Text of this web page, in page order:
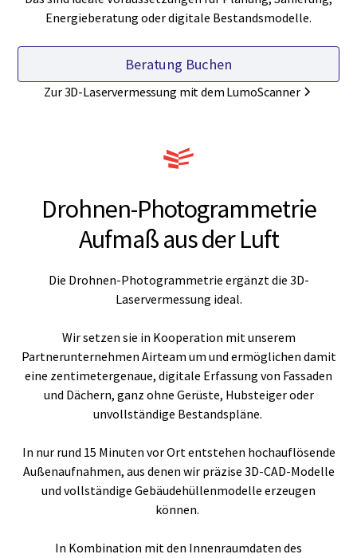
Energieberatung oder digitale Bestandsmodelle.
Beratung Buchen
Zur 3D-Laservermessung mit dem LumoScanner
Drohnen-Photogrammetrie
Aufmaß aus der Luft
Die Drohnen-Photogrammetrie ergänzt die 3D-
Laservermessung ideal.
Wir setzen sie in Kooperation mit unserem
Partnerunternehmen Airteam um und ermöglichen damit
eine zentimetergenaue, digitale Erfassung von Fassaden
und Dächern, ganz ohne Gerüste, Hubsteiger oder
unvollständige Bestandspläne.
In nur rund 15 Minuten vor Ort entstehen hochauflösende
Außenaufnahmen, aus denen wir präzise 3D-CAD-Modelle
und vollständige Gebäudehüllenmodelle erzeugen
können.
In Kombination mit den Innenraumdaten des